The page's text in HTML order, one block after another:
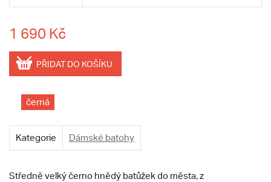
1 690 Kč
PŘIDAT DO KOŠÍKU
černá
Kategorie Dámské batohy
Středně velký černo hnědý batůžek do města, z